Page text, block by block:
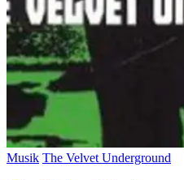
Musik The Velvet Underground